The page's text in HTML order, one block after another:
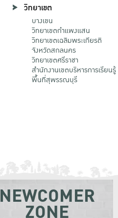
วิทยาเขต
บางเขน
วิทยาเขตกําแพงแสน
วิทยาเขตเฉลิมพระเกียรติ
จังหวัดสกลนคร
วิทยาเขตศรีราชา
สำนักงานเขตบริหารการเรียนรู้
พื้นที่สุพรรณบุรี
NEWCOMER